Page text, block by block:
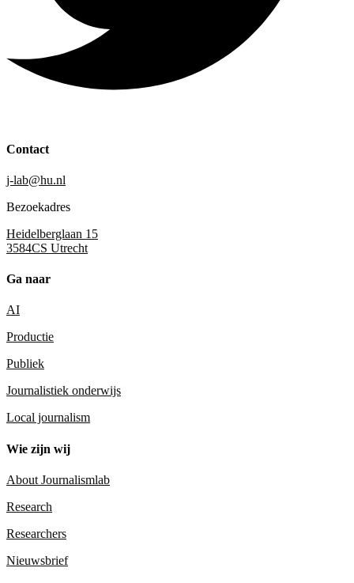
Contact
j-lab@hu.nl
Bezoekadres
Heidelberglaan 15
3584CS Utrecht
Ga naar
AI
Productie
Publiek
Journalistiek onderwijs
Local journalism
Wie zijn wij
About Journalismlab
Research
Researchers
Nieuwsbrief